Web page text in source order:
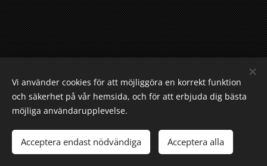
Riksorganisationen Svenskt Underhåll, Gustavslundsvägen 143,
167 51 Bromma
© Copyright 2025. Svenskt Underhåll AB. All Rights Reserved.
Cookies
Vi använder cookies för att möjliggöra en korrekt funktion
och säkerhet på vår hemsida, och för att erbjuda dig bästa
möjliga användarupplevelse.
Acceptera endast nödvändiga Acceptera alla